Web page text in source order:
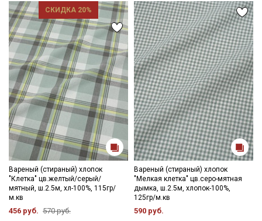
СКИДКА 20%
Вареный (стираный) хлопок
"Клетка" цв.желтый/серый/
мятный, ш.2.5м, хл-100%, 115гр/
м.кв
456 руб. 570 руб.
Вареный (стираный) хлопок
"Мелкая клетка" цв.серо-мятная
дымка, ш.2.5м, хлопок-100%,
125гр/м.кв
590 руб.